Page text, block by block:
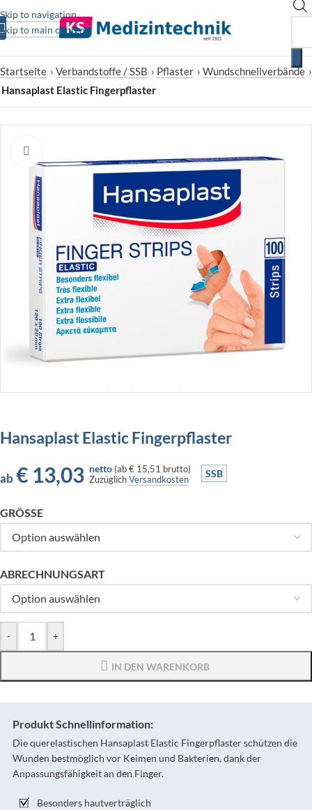
Skip to navigation
Skip to main content
Startseite › Verbandstoffe / SSB › Pflaster › Wundschnellverbände ›
Hansaplast Elastic Fingerpflaster
Hansaplast Elastic Fingerpflaster
ab € 13,03 netto (ab€ 15,51 brutto)
ZuzüglichVersandkosten SSB
GRÖSSE
ABRECHNUNGSART
- +
IN DEN WARENKORB
Produkt Schnellinformation:
Die querelastischen Hansaplast Elastic Fingerpflaster schützen die
Wunden bestmöglich vor Keimen und Bakterien, dank der
Anpassungsfähigkeit an den Finger.
Besonders hautverträglich